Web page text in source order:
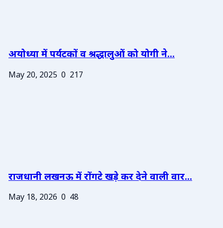
अयोध्या में पर्यटकों व श्रद्धालुओं को योगी ने...
May 20, 2025 0 217
राजधानी लखनऊ में रोंगटे खड़े कर देने वाली वार...
May 18, 2026 0 48